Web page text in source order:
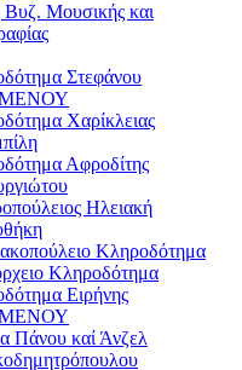
Μουσικής και
Στεφάνου
Χαρίκλειας
Αφροδίτης
Ηλειακή
Κληροδότημα
Κληροδότημα
Ειρήνης
Πάνου καί Άνζελ